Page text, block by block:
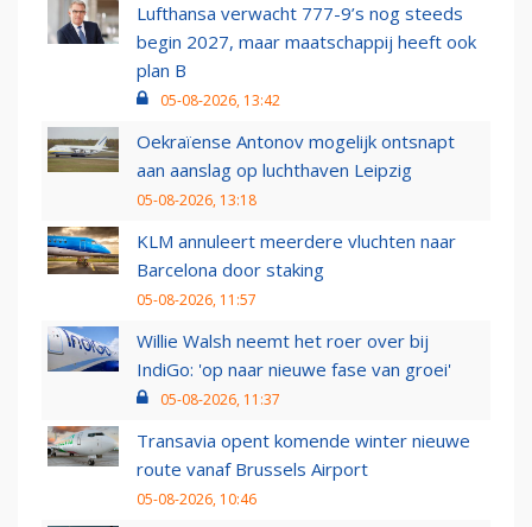
Lufthansa verwacht 777-9’s nog steeds
begin 2027, maar maatschappij heeft ook
plan B
05-08-2026, 13:42
Oekraïense Antonov mogelijk ontsnapt
aan aanslag op luchthaven Leipzig
05-08-2026, 13:18
KLM annuleert meerdere vluchten naar
Barcelona door staking
05-08-2026, 11:57
Willie Walsh neemt het roer over bij
IndiGo: 'op naar nieuwe fase van groei'
05-08-2026, 11:37
Transavia opent komende winter nieuwe
route vanaf Brussels Airport
05-08-2026, 10:46